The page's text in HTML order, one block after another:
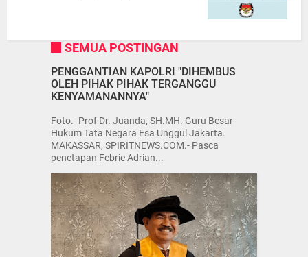
SEMUA POSTINGAN
PENGGANTIAN KAPOLRI "DIHEMBUS
OLEH PIHAK PIHAK TERGANGGU
KENYAMANANNYA"
Foto.- Prof Dr. Juanda, SH.MH. Guru Besar
Hukum Tata Negara Esa Unggul Jakarta.
MAKASSAR, SPIRITNEWS.COM.- Pasca
penetapan Febrie Adrian...